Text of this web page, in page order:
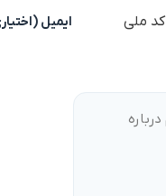
کد ملی ایمیل